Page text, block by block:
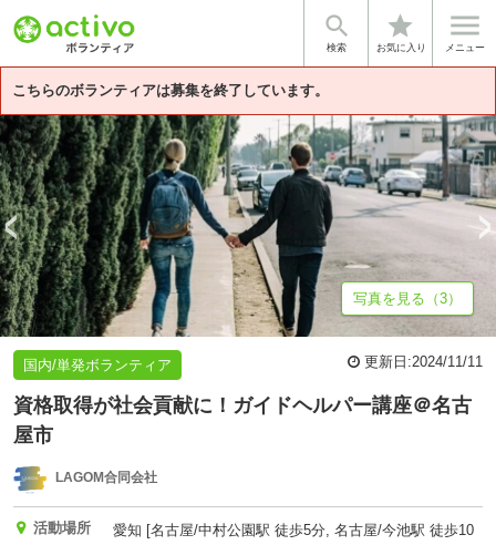

検索
star
お気に入り

メニュー
こちらのボランティアは募集を終了しています。
基本情報 募集詳細 企業情報
写真を見る（3）
国内/単発ボランティア 更新日:2024/11/11
資格取得が社会貢献に！ガイドヘルパー講座＠名古
屋市
LAGOM合同会社
活動場所
愛知 [名古屋/中村公園駅 徒歩5分, 名古屋/今池駅 徒歩10